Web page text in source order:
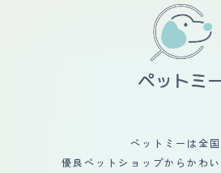
ペットミーは全国
優良ペットショップからかわ